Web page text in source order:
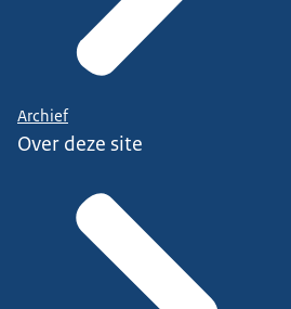
Archief
Over deze site